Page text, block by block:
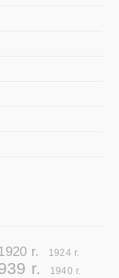
r. 1924 r.
r. 1940 r.